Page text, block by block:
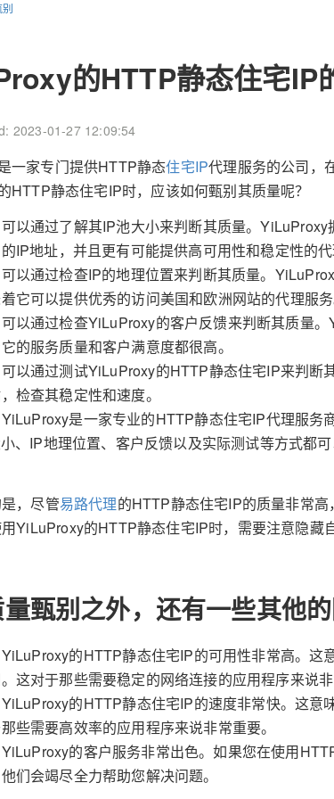
的HTTP静态住宅IP
2023-01-27 12:09:54
一家专门提供HTTP静态住宅IP代理服务的公司，
HTTP静态住宅IP时，应该如何甄别其质量呢？
以通过了解其IP池大小来判断其质量。
IP地址，并且更有可能提供高可用性和稳定性的代
以通过检查IP的地理位置来判断其质量。
它可以提供优秀的访问美国和欧洲网站的代理服务
以通过检查YiLuProxy的客户反馈来判断其质量
的服务质量和客户满意度都很高。
以通过测试YiLuProxy的HTTP静态住宅IP来判断
检查其稳定性和速度。
是一家专业的HTTP静态住宅IP代理服务
、IP地理位置、客户反馈以及实际测试等方式都
，尽管易路代理的HTTP静态住宅IP的质量非常高
YiLuProxy的HTTP静态住宅IP时，需要注意隐藏
甄别之外，还有一些其他的
的HTTP静态住宅IP的可用性非常高。这
这对于那些需要稳定的网络连接的应用程序来说非
的HTTP静态住宅IP的速度非常快。这意
些需要高效率的应用程序来说非常重要。
的客户服务非常出色。如果您在使用
们会竭尽全力帮助您解决问题。